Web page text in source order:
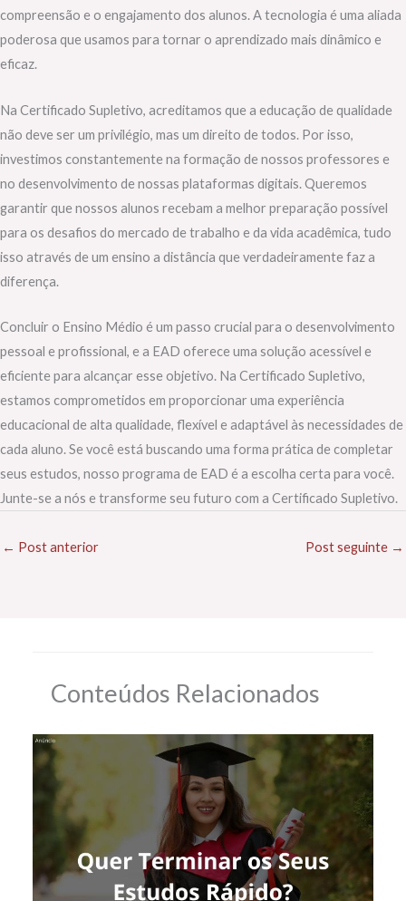
compreensão e o engajamento dos alunos. A tecnologia é uma aliada
poderosa que usamos para tornar o aprendizado mais dinâmico e
eficaz.
Na Certificado Supletivo, acreditamos que a educação de qualidade
não deve ser um privilégio, mas um direito de todos. Por isso,
investimos constantemente na formação de nossos professores e
no desenvolvimento de nossas plataformas digitais. Queremos
garantir que nossos alunos recebam a melhor preparação possível
para os desafios do mercado de trabalho e da vida acadêmica, tudo
isso através de um ensino a distância que verdadeiramente faz a
diferença.
Concluir o Ensino Médio é um passo crucial para o desenvolvimento
pessoal e profissional, e a EAD oferece uma solução acessível e
eficiente para alcançar esse objetivo. Na Certificado Supletivo,
estamos comprometidos em proporcionar uma experiência
educacional de alta qualidade, flexível e adaptável às necessidades de
cada aluno. Se você está buscando uma forma prática de completar
seus estudos, nosso programa de EAD é a escolha certa para você.
Junte-se a nós e transforme seu futuro com a Certificado Supletivo.
← Post anterior Post seguinte →
Conteúdos Relacionados